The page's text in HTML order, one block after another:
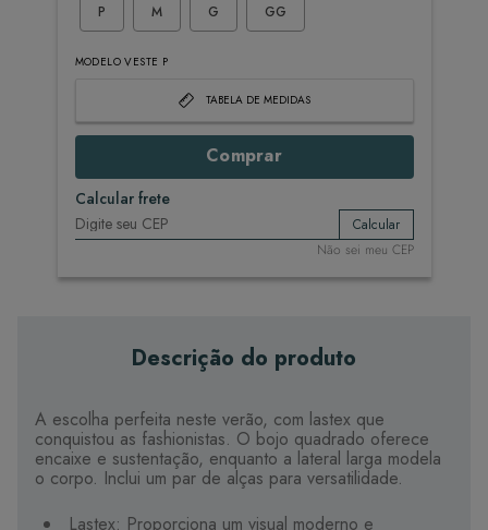
P M G GG
MODELO VESTE P
TABELA DE MEDIDAS
Comprar
Calcular frete
Calcular
Não sei meu CEP
Descrição do produto
A escolha perfeita neste verão, com lastex que
conquistou as fashionistas. O bojo quadrado oferece
encaixe e sustentação, enquanto a lateral larga modela
o corpo. Inclui um par de alças para versatilidade.
Lastex: Proporciona um visual moderno e